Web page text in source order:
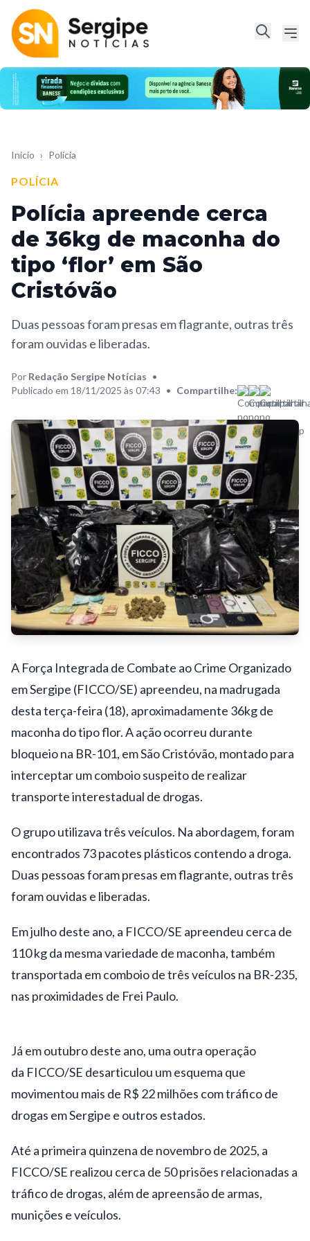
Início › Polícia
POLÍCIA
Polícia apreende cerca
de 36kg de maconha do
tipo ‘flor’ em São
Cristóvão
Duas pessoas foram presas em flagrante, outras três
foram ouvidas e liberadas.
Por Redação Sergipe Notícias •
Publicado em 18/11/2025 às 07:43 • Compartilhe:
A Força Integrada de Combate ao Crime Organizado
em Sergipe (FICCO/SE) apreendeu, na madrugada
desta terça-feira (18), aproximadamente 36kg de
maconha do tipo flor. A ação ocorreu durante
bloqueio na BR-101, emSão Cristóvão, montado para
interceptar um comboio suspeito de realizar
transporte interestadual de drogas.
O grupo utilizava três veículos. Na abordagem, foram
encontrados 73 pacotes plásticos contendo a droga.
Duas pessoas foram presas em flagrante, outras três
foram ouvidas e liberadas.
Em julho deste ano, a FICCO/SE apreendeu cerca de
110 kg da mesma variedade de maconha,também
transportada em comboio de três veículos na BR-235,
nas proximidades de Frei Paulo.
Já em outubro deste ano, uma outra operação
da FICCO/SE desarticulou um esquema que
movimentou mais de R$ 22 milhões com tráfico de
drogas em Sergipe e outros estados.
Até a primeira quinzena de novembro de 2025, a
FICCO/SE realizou cerca de 50 prisões relacionadas a
tráfico de drogas, além de apreensão de armas,
munições e veículos.